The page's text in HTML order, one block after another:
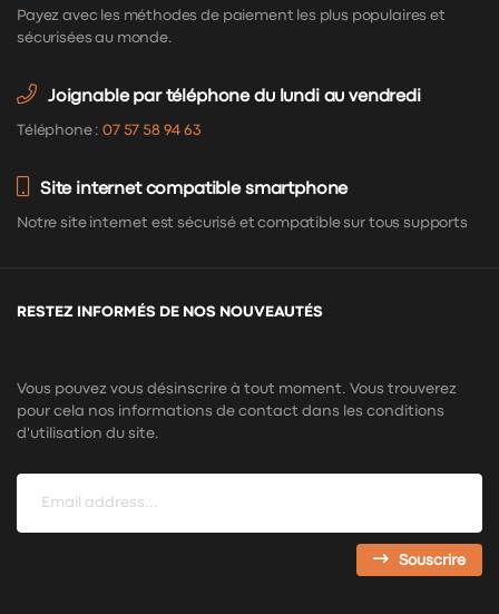
Payez avec les méthodes de paiement les plus populaires et
sécurisées au monde.
Joignable par téléphone du lundi au vendredi
Téléphone :07 57 58 94 63
Site internet compatible smartphone
Notre site internet est sécurisé et compatible sur tous supports
RESTEZ INFORMÉS DE NOS NOUVEAUTÉS
Vous pouvez vous désinscrire à tout moment. Vous trouverez
pour cela nos informations de contact dans les conditions
d'utilisation du site.
Souscrire